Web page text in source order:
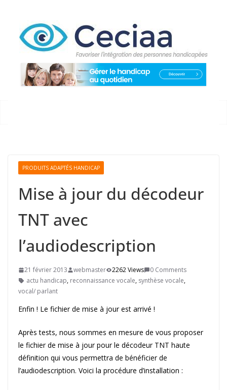
contenu
PRODUITS ADAPTÉS HANDICAP
Mise à jour du décodeur
TNT avec
l’audiodescription
21 février 2013 webmaster 2262 Views
0 Comments
actu handicap, reconnaissance vocale, synthèse vocale,
vocal/ parlant
Enfin ! Le fichier de mise à jour est arrivé !
Après tests, nous sommes en mesure de vous proposer
le fichier de mise à jour pour le décodeur TNT haute
définition qui vous permettra de bénéficier de
l’audiodescription. Voici la procédure d’installation :